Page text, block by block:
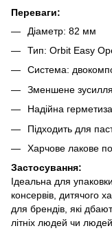
Переваги:
Діаметр: 82 мм
Тип: Orbit Easy
Система:
Зменшене
Надійна
Підходить для
Харчове лакове
Застосування:
Ідеальна для
консервів, дитячого
для брендів, які
літніх людей чи